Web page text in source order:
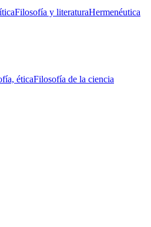
Filosofía y literaturaHermenéutica
éticaFilosofía de la ciencia